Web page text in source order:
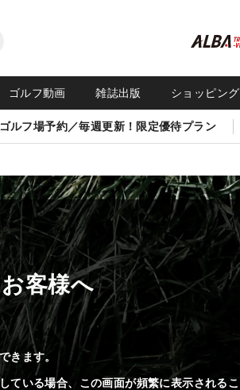
ゴルフ動画 雑誌出版 ショッピング
ゴルフ場予約／毎週更新！限定優待プラン
客様へ
きます。
ている場合、この画面が頻繁に表示されるこ